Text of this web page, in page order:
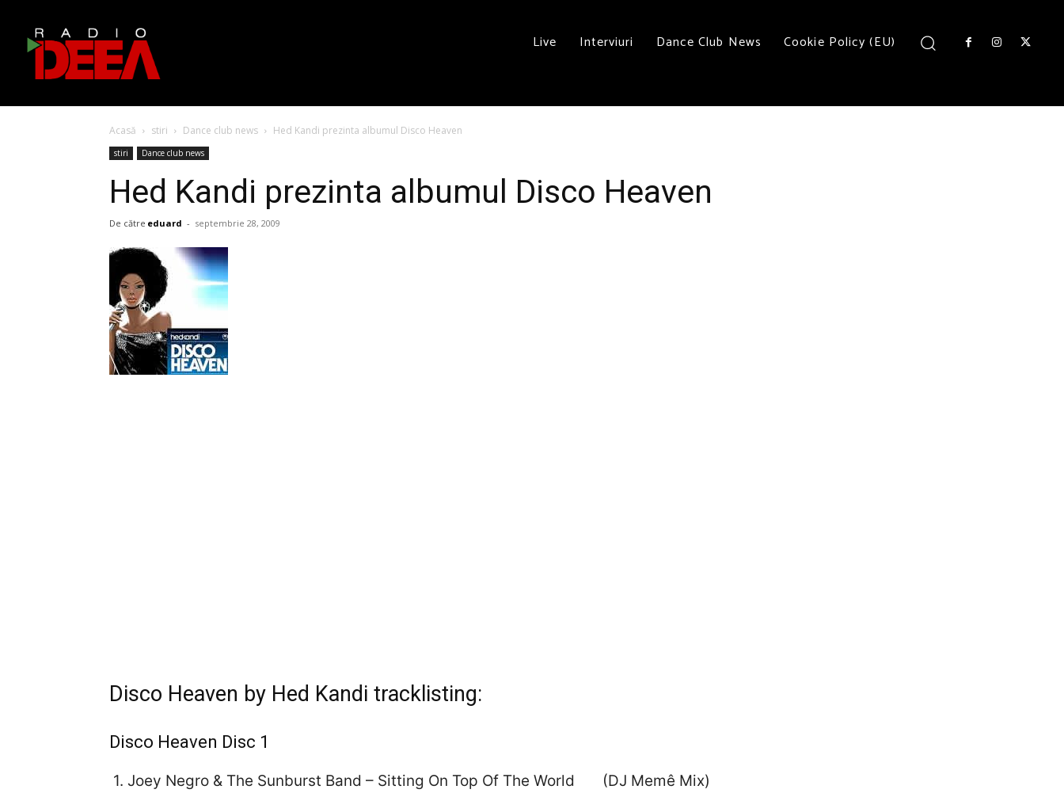
Live Interviuri Dance Club News Cookie Policy (EU)
Acasă stiri Dance club news Hed Kandi prezinta albumul Disco Heaven
stiri Dance club news
Hed Kandi prezinta albumul Disco Heaven
De către eduard - septembrie 28, 2009
Disco Heaven by Hed Kandi tracklisting:
Disco Heaven Disc 1
1. Joey Negro & The Sunburst Band – Sitting On Top Of The World (DJ Memê Mix)